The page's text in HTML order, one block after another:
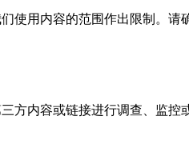
使用内容的范围作出限制。请
内容或链接进行调查、监控